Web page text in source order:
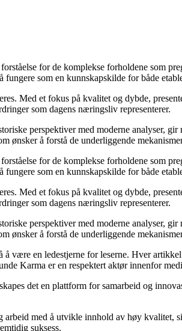
for de komplekse forholdene som
som en kunnskapskilde for både
Med et fokus på kvalitet og dybde,
som dagens næringsliv representerer.
perspektiver med moderne analyser, gir
ønsker å forstå de underliggende
for de komplekse forholdene som
som en kunnskapskilde for både
Med et fokus på kvalitet og dybde,
som dagens næringsliv representerer.
perspektiver med moderne analyser, gir
ønsker å forstå de underliggende
være en ledestjerne for leserne. Hver
Karma er en respektert aktør innenfor
det en plattform for samarbeid og
med å utvikle innhold av høy kvalitet,
suksess.